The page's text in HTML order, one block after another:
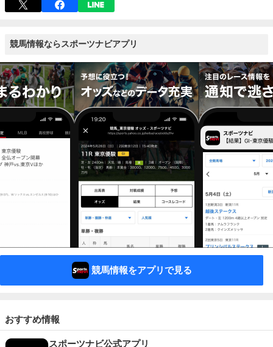
競馬情報ならスポーツナビアプリ
競馬情報をアプリで見る
おすすめ情報
スポーツナビ公式アプリ